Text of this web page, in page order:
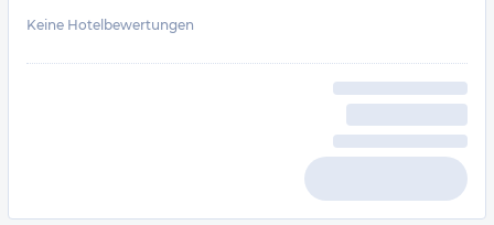
Keine Hotelbewertungen